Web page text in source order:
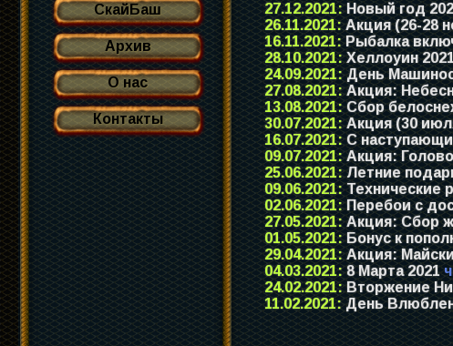
СкайБаш
Архив
О нас
Контакты
27.12.2021: Новый год
26.11.2021: Акция (26-28
16.11.2021: Рыбалка
28.10.2021: Хеллоуин
24.09.2021: День
27.08.2021: Акция:
13.08.2021: Сбор
30.07.2021: Акция (30
16.07.2021: С
09.07.2021: Акция:
25.06.2021: Летние
09.06.2021: Технические
02.06.2021: Перебои с
27.05.2021: Акция: Сбор
01.05.2021: Бонус к
29.04.2021: Акция:
04.03.2021: 8 Марта 2021
24.02.2021: Вторжение
11.02.2021: День